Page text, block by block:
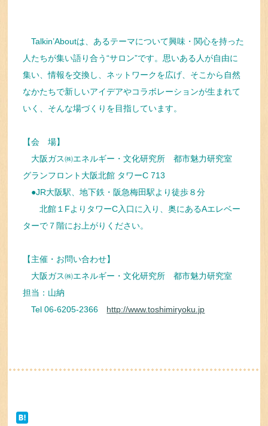
Talkin’Aboutは、あるテーマについて興味・関心を持った
人たちが集い語り合う“サロン”です。思いある人が自由に
集い、情報を交換し、ネットワークを広げ、そこから自然
なかたちで新しいアイデアやコラボレーションが生まれて
いく、そんな場づくりを目指しています。
【会 場】
大阪ガス㈱エネルギー・文化研究所 都市魅力研究室
グランフロント大阪北館 タワーC 713
●JR大阪駅、地下鉄・阪急梅田駅より徒歩８分
北館１FよりタワーC入口に入り、奥にあるAエレベー
ターで７階にお上がりください。
【主催・お問い合わせ】
大阪ガス㈱エネルギー・文化研究所 都市魅力研究室
担当：山納
Tel 06-6205-2366 http://www.toshimiryoku.jp